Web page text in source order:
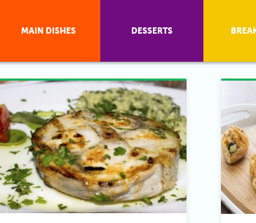
MAIN DISHES DESSERTS